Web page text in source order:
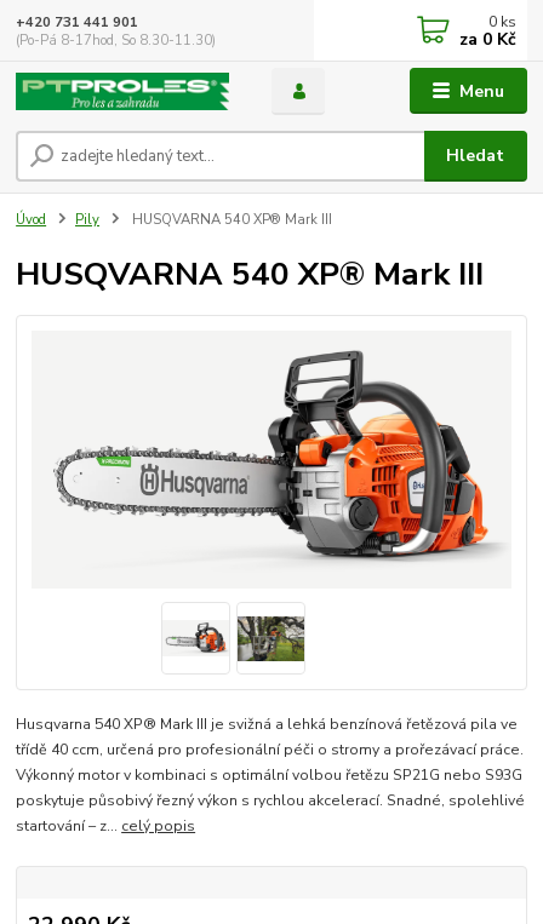
Menu
Hledat
+420 731 441 901
(Po-Pá 8-17hod, So 8.30-11.30)
0 ks
za 0 Kč
Úvod Pily HUSQVARNA 540 XP® Mark III
HUSQVARNA 540 XP® Mark III
Husqvarna 540 XP® Mark III je svižná a lehká benzínová řetězová pila ve
třídě 40 ccm, určená pro profesionální péči o stromy a prořezávací práce.
Výkonný motor v kombinaci s optimální volbou řetězu SP21G nebo S93G
poskytuje působivý řezný výkon s rychlou akcelerací. Snadné, spolehlivé
startování – z... celý popis